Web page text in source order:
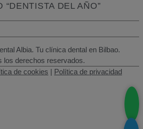
“DENTISTA DEL AÑO”
Albia. Tu clínica dental en Bilbao.
los derechos reservados.
de cookies | Política de privacidad